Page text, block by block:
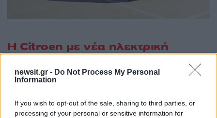
newsit.gr - Do Not Process My Personal
Information
If you wish to opt-out of the sale, sharing to third parties, or
processing of your personal or sensitive information for
Η Citroen με νέα ηλεκτρική
έκδοση e-C3 πιο προσιτή από
ποτέ με τιμή 17.900€
H Citroen παραμένει πιστή στην δέσμευσή της
για την εύκολη ενεργειακή μετάβαση